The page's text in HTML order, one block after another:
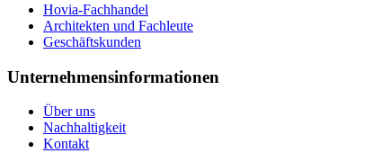
Hovia-Fachhandel
Architekten und Fachleute
Geschäftskunden
Unternehmensinformationen
Über uns
Nachhaltigkeit
Kontakt